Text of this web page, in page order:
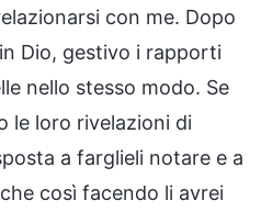
con me. Dopo
Dio, gestivo i rapporti
nello stesso modo. Se
le loro rivelazioni di
a farglieli notare e a
così facendo li avrei